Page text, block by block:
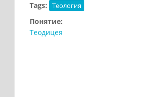
Tags: Теология
Понятие:
Теодицея